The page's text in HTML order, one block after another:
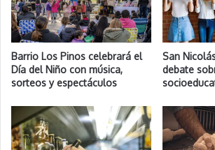
Barrio Los Pinos celebrará el
Día del Niño con música,
sorteos y espectáculos
San
debate